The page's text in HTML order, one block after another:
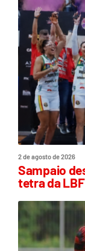
2 de agosto de 2026
Sampaio
tetra da LBF